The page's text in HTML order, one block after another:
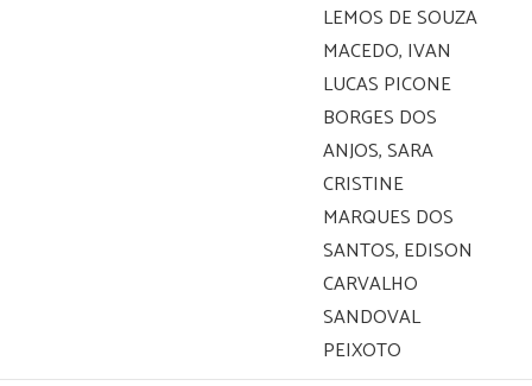
LEMOS DE SOUZA
MACEDO, IVAN
LUCAS PICONE
BORGES DOS
ANJOS, SARA
CRISTINE
MARQUES DOS
SANTOS, EDISON
CARVALHO
SANDOVAL
PEIXOTO